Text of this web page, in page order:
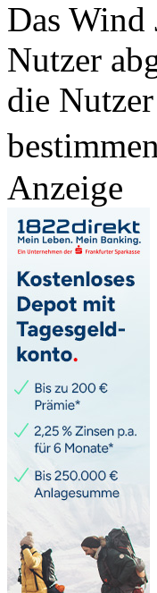
Das Wind
Nutzer
die
Anzeige